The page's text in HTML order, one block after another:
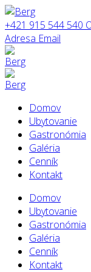
+421 915 544 540
Adresa Email
Domov
Ubytovanie
Gastronómia
Galéria
Cenník
Kontakt
Domov
Ubytovanie
Gastronómia
Galéria
Cenník
Kontakt